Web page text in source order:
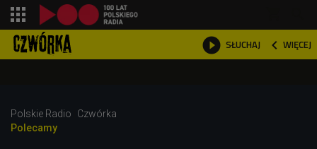
 SŁUCHAJ  WIĘCEJ

Polskie Radio
Czwórka
Polecamy